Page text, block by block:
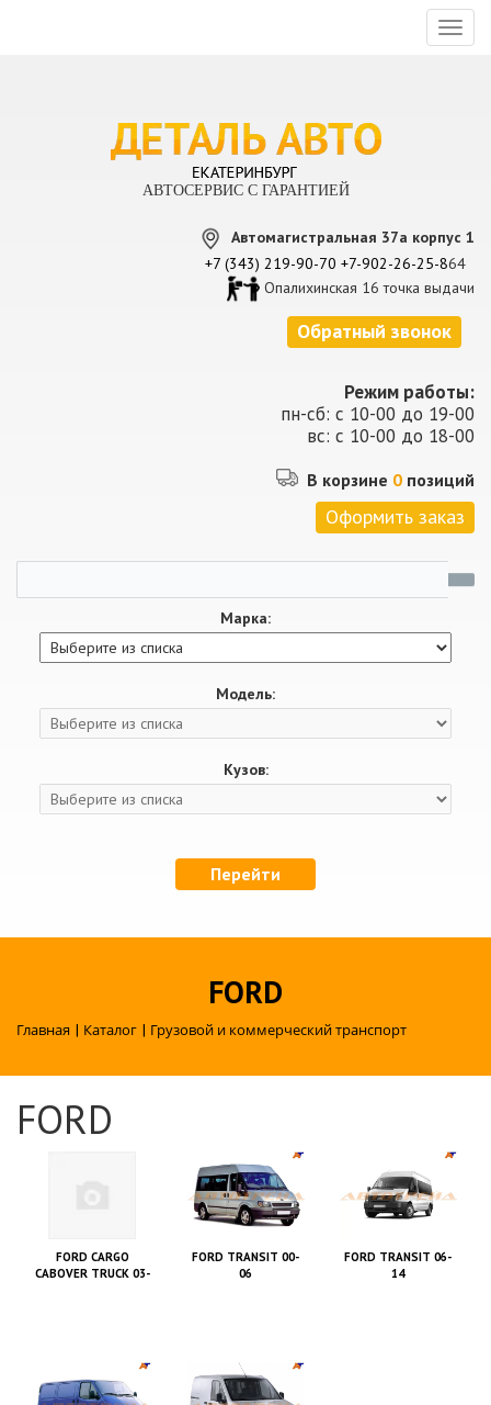
АВТОСЕРВИС С ГАРАНТИЕЙ
Автомагистральная 37а корпус 1
+7 (343) 219-90-70 +7-902-26-25-864
Опалихинская 16 точка выдачи
Обратный звонок
Режим работы:
пн-сб: с 10-00 до 19-00
вс: с 10-00 до 18-00
В корзине 0 позиций
Оформить заказ
Марка:
Модель:
Кузов:
Перейти
FORD
Главная | Каталог | Грузовой и коммерческий транспорт
FORD
FORD CARGO
CABOVER TRUCK 03-
FORD TRANSIT 00-
06
FORD TRANSIT 06-
14